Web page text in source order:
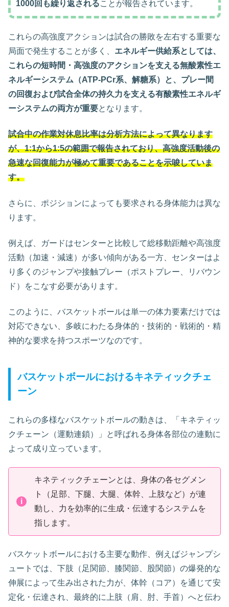
1000回も繰り返されることが報告されています。
これらの高強度アクションは試合の勝敗を左右する重要な
局面で発生することが多く、 エネルギー供給系としては、
これらの短時間・高強度のアクションを支える無酸素性エ
ネルギーシステム（ATP-PCr系、解糖系）と、プレー間
の回復および試合全体の持久力を支える有酸素性エネルギ
ーシステムの両方が重要となります。
試合中の作業対休息比率は分析方法によって異なります
が、1:1から1:5の範囲で報告されており、高強度活動後の
急速な回復能力が極めて重要であることを示唆していま
す。
さらに、ポジションによっても要求される身体能力は異な
ります。
例えば、ガードはセンターと比較して総移動距離や高強度
活動（加速・減速）が多い傾向がある一方、センターはよ
り多くのジャンプや接触プレー（ポストプレー、リバウン
ド）をこなす必要があります。
このように、バスケットボールは単一の体力要素だけでは
対応できない、多岐にわたる身体的・技術的・戦術的・精
神的な要求を持つスポーツなのです。
バスケットボールにおけるキネティックチェ
ーン
これらの多様なバスケットボールの動きは、「キネティッ
クチェーン（運動連鎖）」と呼ばれる身体各部位の連動に
よって成り立っています。
i
キネティックチェーンとは、身体の各セグメン
ト（足部、下腿、大腿、体幹、上肢など）が連
動し、力を効率的に生成・伝達するシステムを
指します。
バスケットボールにおける主要な動作、例えばジャンプシ
ュートでは、下肢（足関節、膝関節、股関節）の爆発的な
伸展によって生み出された力が、体幹（コア）を通じて安
定化・伝達され、最終的に上肢（肩、肘、手首）へと伝わ